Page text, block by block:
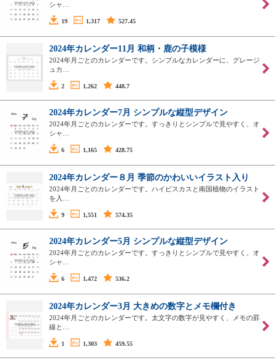
シャ…
19 1,317 527.45
2024年カレンダー11月 和柄・鹿の子模様
2024年月ごとのカレンダーです。シンプルなカレンダーに、グレージ
ュカ…
2 1,262 448.7
2024年カレンダー7月 シンプルな縦型デザイン
2024年月ごとのカレンダーです。すっきりとシンプルで見やすく、オ
シャ…
6 1,165 428.75
2024年カレンダー８月 季節のかわいいイラスト入り
2024年月ごとのカレンダーです。ハイビスカスと南国植物のイラスト
を入…
9 1,551 574.35
2024年カレンダー5月 シンプルな縦型デザイン
2024年月ごとのカレンダーです。すっきりとシンプルで見やすく、オ
シャ…
6 1,472 536.2
2024年カレンダー3月 大きめの数字とメモ欄付き
2024年月ごとのカレンダーです。太文字の数字が見やすく、メモの罫
線と…
1 1,303 459.55